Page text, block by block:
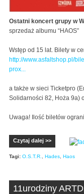
Ostatni koncert grupy w
sprzedaż albumu “HAOS”
Wstęp od 15 lat. Bilety w
http://www.asfaltshop.pl/
prox...
a także w sieci Ticketpro
Solidarności 82, Hoża 9a)
Uwaga! Ilość biletów
Czytaj dalej >>
Tagi: O.S.T.R. Hades Haos
11urodziny